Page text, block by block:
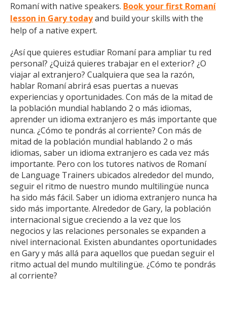
Romaní with native speakers. Book your first Romaní
lesson in Gary todayand build your skills with the
help of a native expert.
¿Así que quieres estudiar Romaní para ampliar tu red
personal? ¿Quizá quieres trabajar en el exterior? ¿O
viajar al extranjero? Cualquiera que sea la razón,
hablar Romaní abrirá esas puertas a nuevas
experiencias y oportunidades. Con más de la mitad de
la población mundial hablando 2 o más idiomas,
aprender un idioma extranjero es más importante que
nunca. ¿Cómo te pondrás al corriente? Con más de
mitad de la población mundial hablando 2 o más
idiomas, saber un idioma extranjero es cada vez más
importante. Pero con los tutores nativos de Romaní
de Language Trainers ubicados alrededor del mundo,
seguir el ritmo de nuestro mundo multilingüe nunca
ha sido más fácil. Saber un idioma extranjero nunca ha
sido más importante. Alrededor de Gary, la población
internacional sigue creciendo a la vez que los
negocios y las relaciones personales se expanden a
nivel internacional. Existen abundantes oportunidades
en Gary y más allá para aquellos que puedan seguir el
ritmo actual del mundo multilingüe. ¿Cómo te pondrás
al corriente?